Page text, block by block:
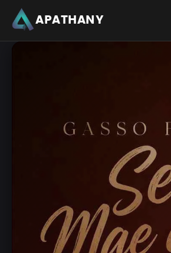
APATHANY